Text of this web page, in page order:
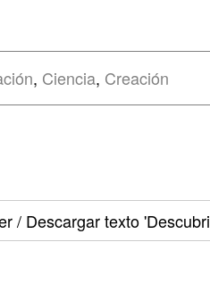
, Ciencia, Creación
/ Descargar texto